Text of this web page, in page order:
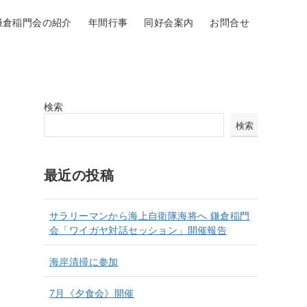
倉稲門会の紹介 年間行事 同好会案内 お問合せ
検索
検索
最近の投稿
サラリーマンから海上自衛隊海将へ 鎌倉稲門
会「ワイガヤ対話セッション」開催報告
海岸清掃に参加
7月《夕食会》開催